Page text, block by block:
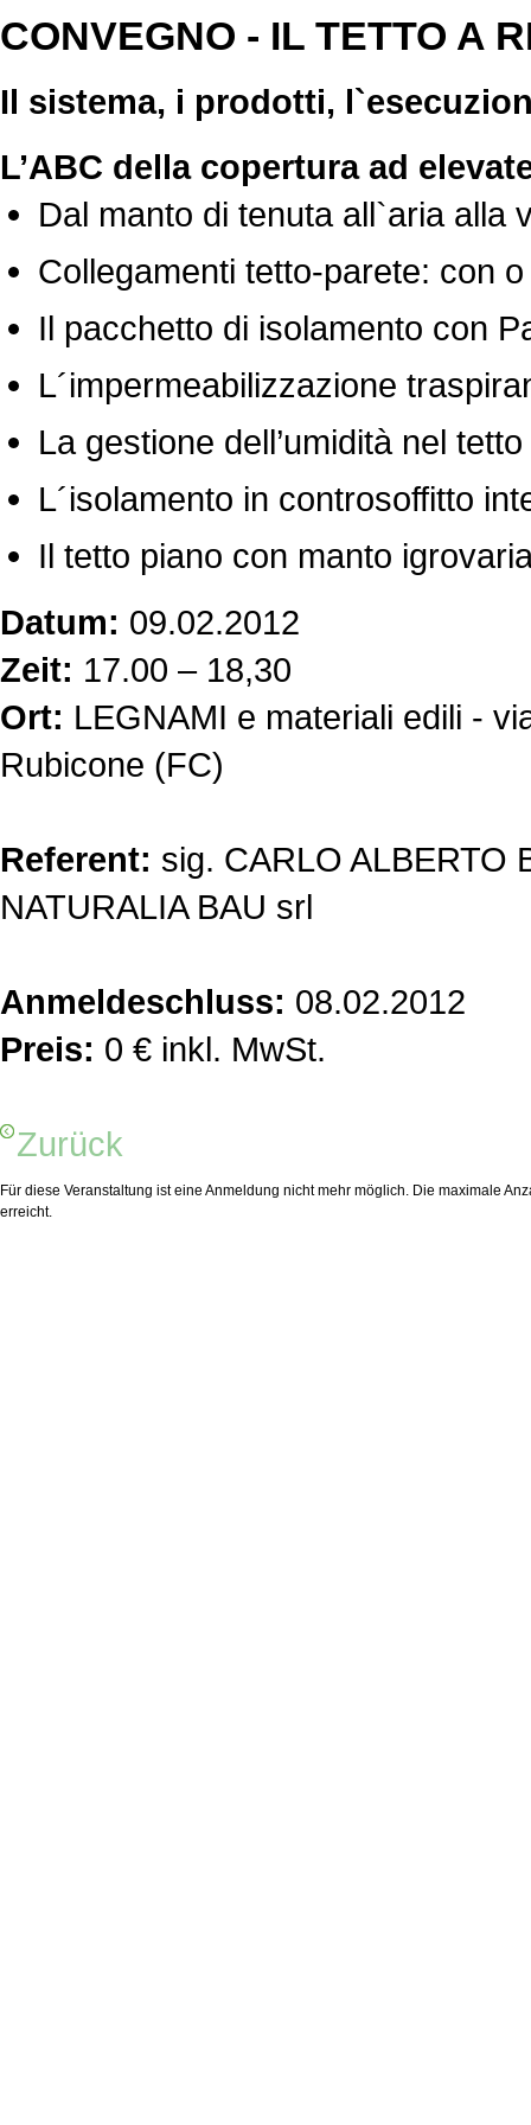
CONVEGNO - IL TETTO A
Il sistema, i prodotti,
L’ABC della copertura ad
Dal manto di tenuta all`aria alla
Collegamenti tetto-parete: con
Il pacchetto di isolamento con
L´impermeabilizzazione
La gestione dell’umidità nel
L´isolamento in controsoffitto
Il tetto piano con manto
Datum: 09.02.2012
Zeit: 17.00 – 18,30
Ort: LEGNAMI e materiali edili -
Rubicone (FC)
Referent: sig. CARLO ALBERTO
NATURALIA BAU srl
Anmeldeschluss: 08.02.2012
Preis: 0 € inkl. MwSt.
Zurück
Für diese Veranstaltung ist eine Anmeldung nicht mehr möglich. Die maximale
erreicht.